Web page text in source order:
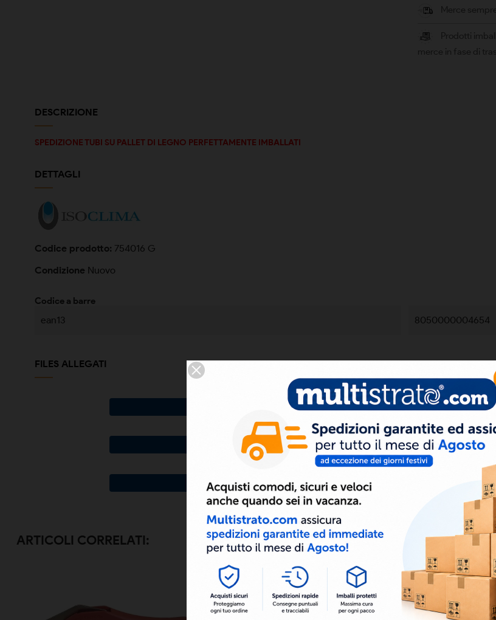
DESCRIZIONE
SPEDIZIONE TUBI SU PALLET DI LEGNO PERFETTAMENTE IMBALLATI
DETTAGLI
Codice prodotto: 754016 G
Condizione Nuovo
Codice a barre
ean13 8050000004654
FILES ALLEGATI
SCHEDA TECNICA
Scarica (57.8KB)
DICHIARAZIONE DI CONFORMITÀ
Scarica (403.2KB)
CERTIFICATO TUBO MULTISTRATO GAS
ARTICOLI CORRELATI: